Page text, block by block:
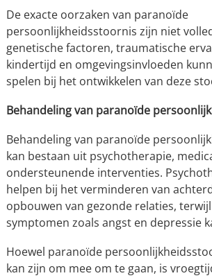
De exacte oorzaken van paranoïde
persoonlijkheidsstoornis zijn niet
genetische factoren, traumatische
kindertijd en omgevingsinvloeden
spelen bij het ontwikkelen van deze
Behandeling van paranoïde
Behandeling van paranoïde
kan bestaan uit psychotherapie,
ondersteunende interventies.
helpen bij het verminderen van
opbouwen van gezonde relaties,
symptomen zoals angst en depressie
Hoewel paranoïde
kan zijn om mee om te gaan, is